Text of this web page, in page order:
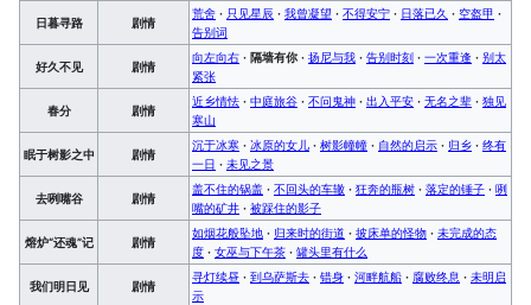
日暮寻路 剧情
荒舍 · 只见星辰 · 我曾凝望 · 不得安宁 · 日落已久 · 空盔甲 ·
告别词
好久不见 剧情
向左向右 · 隔墙有你 · 扬尼与我 · 告别时刻 · 一次重逢 · 别太
紧张
春分 剧情
近乡情怯 · 中庭旅谷 · 不问鬼神 · 出入平安 · 无名之辈 · 独见
寒山
眠于树影之中 剧情
沉于冰寒 · 冰原的女儿 · 树影幢幢 · 自然的启示 · 归乡 · 终有
一日 · 未见之景
去咧嘴谷 剧情
盖不住的锅盖 · 不回头的车辙 · 狂奔的瓶树 · 落定的锤子 · 咧
嘴的矿井 · 被踩住的影子
熔炉“还魂”记 剧情
如烟花般坠地 · 归来时的街道 · 披床单的怪物 · 未完成的态
度 · 女巫与下午茶 · 罐头里有什么
我们明日见 剧情
寻灯续昼 · 到乌萨斯去 · 错身 · 河畔航船 · 腐败终息 · 未明启
示